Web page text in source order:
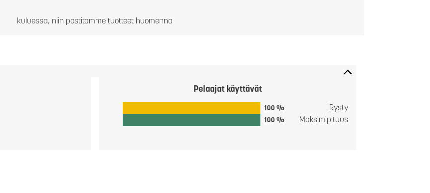
kuluessa, niin postitamme tuotteet huomenna
Pelaajat käyttävät
100 % Rysty
100 % Maksimipituus